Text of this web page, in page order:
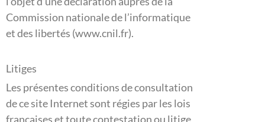
Commission nationale de l’informatique
et des libertés (www.cnil.fr).
Litiges
Les présentes conditions de consultation
de ce site Internet sont régies par les lois
françaises et toute contestation ou litige